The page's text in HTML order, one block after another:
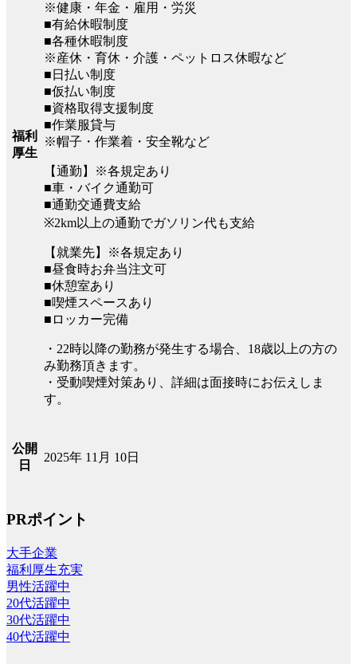
福利
厚生
※健康・年金・雇用・労災
■有給休暇制度
■各種休暇制度
※産休・育休・介護・ペットロス休暇など
■日払い制度
■仮払い制度
■資格取得支援制度
■作業服貸与
※帽子・作業着・安全靴など
【通勤】※各規定あり
■車・バイク通勤可
■通勤交通費支給
※2km以上の通勤でガソリン代も支給
【就業先】※各規定あり
■昼食時お弁当注文可
■休憩室あり
■喫煙スペースあり
■ロッカー完備
・22時以降の勤務が発生する場合、18歳以上の方の
み勤務頂きます。
・受動喫煙対策あり、詳細は面接時にお伝えしま
す。
公開
日
2025年 11月 10日
PRポイント
大手企業
福利厚生充実
男性活躍中
20代活躍中
30代活躍中
40代活躍中